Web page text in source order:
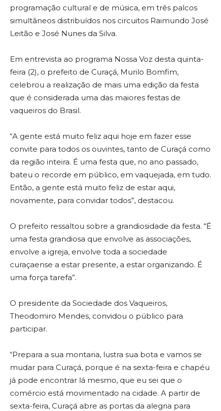
programação cultural e de música, em três palcos
simultâneos distribuídos nos circuitos Raimundo José
Leitão e José Nunes da Silva.
Em entrevista ao programa Nossa Voz desta quinta-
feira (2), o prefeito de Curaçá, Murilo Bomfim,
celebrou a realização de mais uma edição da festa
que é considerada uma das maiores festas de
vaqueiros do Brasil.
“A gente está muito feliz aqui hoje em fazer esse
convite para todos os ouvintes, tanto de Curaçá como
da região inteira. É uma festa que, no ano passado,
bateu o recorde em público, em vaquejada, em tudo.
Então, a gente está muito feliz de estar aqui,
novamente, para convidar todos”, destacou.
O prefeito ressaltou sobre a grandiosidade da festa. “É
uma festa grandiosa que envolve as associações,
envolve a igreja, envolve toda a sociedade
curaçaense a estar presente, a estar organizando. É
uma força tarefa”.
O presidente da Sociedade dos Vaqueiros,
Theodomiro Mendes, convidou o público para
participar.
“Prepara a sua montaria, lustra sua bota e vamos se
mudar para Curaçá, porque é na sexta-feira e chapéu
já pode encontrar lá mesmo, que eu sei que o
comércio está movimentado na cidade. A partir de
sexta-feira, Curaçá abre as portas da alegria para